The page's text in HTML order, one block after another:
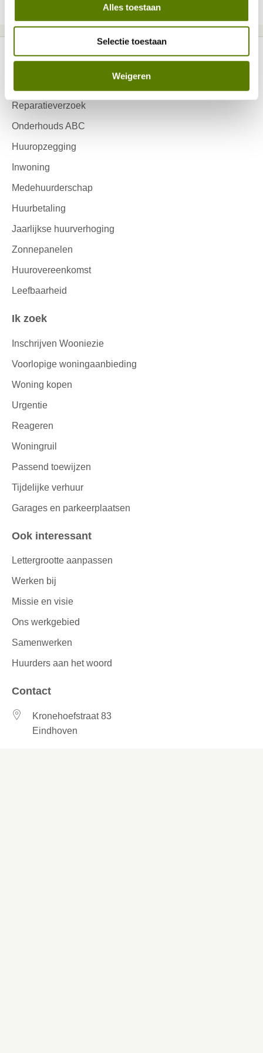
Alles toestaan
Selectie toestaan
Weigeren
Reparatieverzoek
Onderhouds ABC
Huuropzegging
Inwoning
Medehuurderschap
Huurbetaling
Jaarlijkse huurverhoging
Zonnepanelen
Huurovereenkomst
Leefbaarheid
Ik zoek
Inschrijven Wooniezie
Voorlopige woningaanbieding
Woning kopen
Urgentie
Reageren
Woningruil
Passend toewijzen
Tijdelijke verhuur
Garages en parkeerplaatsen
Ook interessant
Lettergrootte aanpassen
Werken bij
Missie en visie
Ons werkgebied
Samenwerken
Huurders aan het woord
Contact
Kronehoefstraat 83
Eindhoven